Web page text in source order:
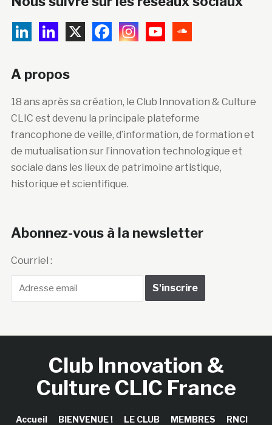
A propos
18 ans après sa création, le Club Innovation & Culture
CLIC est devenu la principale plateforme
francophone de veille, d’information, de formation et
de mutualisation sur l’innovation technologique et
sociale dans les lieux de patrimoine artistique,
historique et scientifique.
Abonnez-vous à la newsletter
Courriel :
Club Innovation &
Culture CLIC France
Accueil BIENVENUE ! LE CLUB MEMBRES RNCI